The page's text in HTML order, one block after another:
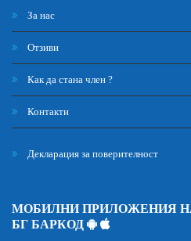
За нас
Отзиви
Как да стана член ?
Контакти
Декларация за поверителност
МОБИЛНИ ПРИЛОЖЕНИЯ
БГ БАРКОД